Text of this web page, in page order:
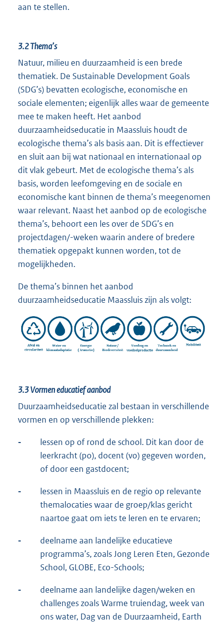
aan te stellen.
3.2Thema’s
Natuur, milieu en duurzaamheid is een brede
thematiek. De Sustainable Development Goals
(SDG’s) bevatten ecologische, economische en
sociale elementen; eigenlijk alles waar de gemeente
mee te maken heeft. Het aanbod
duurzaamheidseducatie in Maassluis houdt de
ecologische thema’s als basis aan. Dit is effectiever
en sluit aan bij wat nationaal en internationaal op
dit vlak gebeurt. Met de ecologische thema’s als
basis, worden leefomgeving en de sociale en
economische kant binnen de thema’s meegenomen
waar relevant. Naast het aanbod op de ecologische
thema’s, behoort een les over de SDG’s en
projectdagen/-weken waarin andere of bredere
thematiek opgepakt kunnen worden, tot de
mogelijkheden.
De thema’s binnen het aanbod
duurzaamheidseducatie Maassluis zijn als volgt:
3.3Vormen educatief aanbod
Duurzaamheidseducatie zal bestaan in verschillende
vormen en op verschillende plekken:
-
lessen op of rond de school. Dit kan door de
leerkracht (po), docent (vo) gegeven worden,
of door een gastdocent;
-
lessen in Maassluis en de regio op relevante
themalocaties waar de groep/klas gericht
naartoe gaat om iets te leren en te ervaren;
-
deelname aan landelijke educatieve
programma’s, zoals Jong Leren Eten, Gezonde
School, GLOBE, Eco-Schools;
-
deelname aan landelijke dagen/weken en
challenges zoals Warme truiendag, week van
ons water, Dag van de Duurzaamheid, Earth